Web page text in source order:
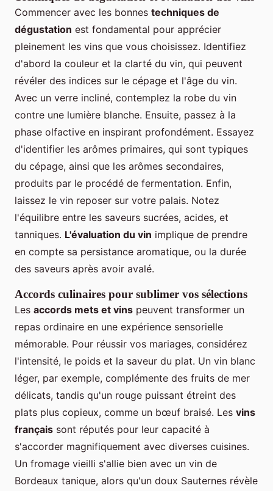
Commencer avec les bonnes techniques de
dégustation est fondamental pour apprécier
pleinement les vins que vous choisissez. Identifiez
d'abord la couleur et la clarté du vin, qui peuvent
révéler des indices sur le cépage et l'âge du vin.
Avec un verre incliné, contemplez la robe du vin
contre une lumière blanche. Ensuite, passez à la
phase olfactive en inspirant profondément. Essayez
d'identifier les arômes primaires, qui sont typiques
du cépage, ainsi que les arômes secondaires,
produits par le procédé de fermentation. Enfin,
laissez le vin reposer sur votre palais. Notez
l'équilibre entre les saveurs sucrées, acides, et
tanniques. L'évaluation du vin implique de prendre
en compte sa persistance aromatique, ou la durée
des saveurs après avoir avalé.
Accords culinaires pour sublimer vos sélections
Les accords mets et vins peuvent transformer un
repas ordinaire en une expérience sensorielle
mémorable. Pour réussir vos mariages, considérez
l'intensité, le poids et la saveur du plat. Un vin blanc
léger, par exemple, complémente des fruits de mer
délicats, tandis qu'un rouge puissant étreint des
plats plus copieux, comme un bœuf braisé. Les vins
français sont réputés pour leur capacité à
s'accorder magnifiquement avec diverses cuisines.
Un fromage vieilli s'allie bien avec un vin de
Bordeaux tanique, alors qu'un doux Sauternes révèle